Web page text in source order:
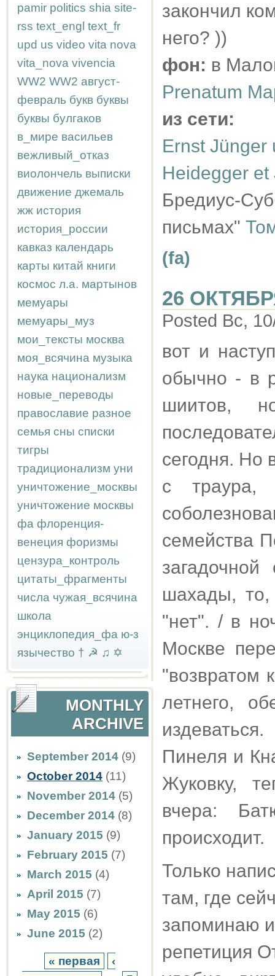
pamir politics shia site-
rss text_engl text_fr
upd us video vita nova
vita_nova vivencia
WW2 WW2 август-
февраль букв буквы
буквы булгаков
в_мире васильев
вежливый_отказ
виолончель выписки
движение джемаль
жж история
история_россии
кавказ календарь
карты китай книги
космос л.а. мартынов
мемуары
мемуары_муз
мои_тексты москва
моя_всячина музыка
наука национализм
новые_переводы
православие разное
семья сны списки
тигры
традиционализм уни
уничтожение_москвы
уничтожение москвы
фа флоренция-
венеция форизмы
цензура_контроль
цитаты_фрагменты
числа чужая_всячина
школа
энциклопедия_фа ю-з
язычество † ☭ ♫ ✡
MONTHLY
ARCHIVE
September 2014 (9)
October 2014 (11)
November 2014 (5)
December 2014 (8)
January 2015 (9)
February 2015 (7)
March 2015 (4)
April 2015 (7)
May 2015 (6)
June 2015 (2)
« первая
‹
закончил
него? ))
фон: в
Prenatum
из сети:
Ernst Jünger
Heidegger et
Бредиус-
письмах"
(fa)
26
Posted Вс,
вот и
обычно - в
шиитов,
сегодня. Но
с траура,
семейства
шахады, то,
"нет". / в
Москве
"возвратом
летнего,
Пинеля и
Жуковку,
вчера:
происходит.
Только
там, где
запоминаю
репетиция